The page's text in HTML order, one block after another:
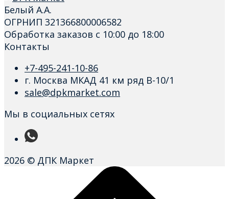
Белый А.А.
ОГРНИП 321366800006582
Обработка заказов с 10:00 до 18:00
Контакты
+7-495-241-10-86
г. Москва МКАД 41 км ряд В-10/1
sale@dpkmarket.com
Мы в социальных сетях
2026 © ДПК Маркет